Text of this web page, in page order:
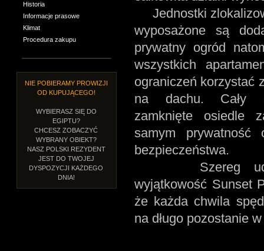
Historia
Informacje prasowe
Klimat
Procedura zakupu
NIE POBIERAMY PROWIZJI
OD KUPUJĄCEGO!
WYBIERASZ SIĘ DO
EGIPTU?
CHCESZ ZOBACZYĆ
WYBRANY OBIEKT?
NASZ POLSKI REZYDENT
JEST DO TWOJEJ
DYSPOZYCJI KAŻDEGO
DNIA!
Jednostki
wyposażone są
prywatny ogród
wszystkich
ograniczeń korzystać
na dachu. Cały
zamknięte osiedle
samym prywatność
bezpieczeństwa.
Szereg
wyjątkowość Sunset
że każda chwila
na długo pozostanie